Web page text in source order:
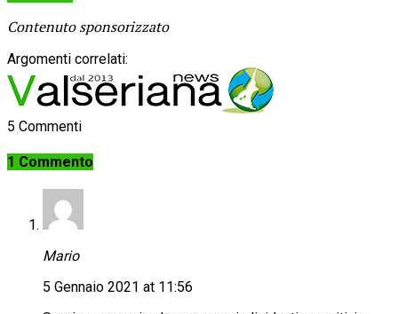
Contenuto sponsorizzato
Argomenti correlati:
5 Commenti
1 Commento
Mario
5 Gennaio 2021 at 11:56